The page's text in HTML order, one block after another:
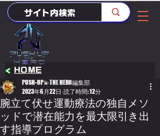
HOME
<
腕立て伏せ運動療法の独自メソ
ッドで潜在能力を最大限引き出
す指導プログラム
PUSH-UP💫THE HERO編集部
2023年6月22日 読了時間: 12分